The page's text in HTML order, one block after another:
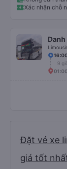
Xác nhận chỗ
9
Đặt vé xe
giá tốt